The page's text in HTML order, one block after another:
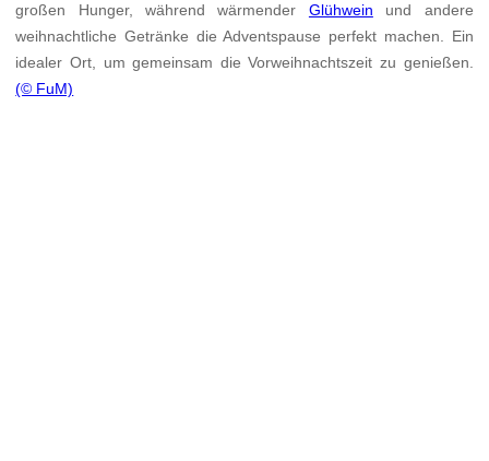
großen Hunger, während wärmender Glühwein und andere
weihnachtliche Getränke die Adventspause perfekt machen. Ein
idealer Ort, um gemeinsam die Vorweihnachtszeit zu genießen.
(© FuM)